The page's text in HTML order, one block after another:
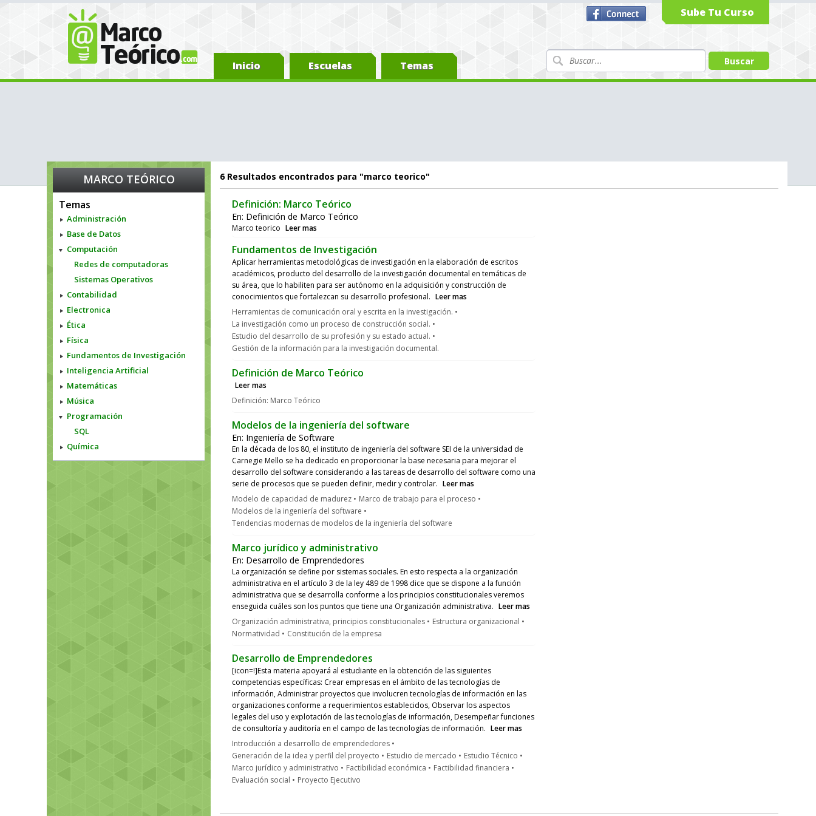
Inicio Escuelas Temas
Sube Tu Curso
MARCO TEÓRICO
Temas
Administración
Base de Datos
Computación
Redes de computadoras
Sistemas Operativos
Contabilidad
Electronica
Ética
Física
Fundamentos de Investigación
Inteligencia Artificial
Matemáticas
Música
Programación
SQL
Química
6Resultados encontrados para "marco teorico"
Definición: Marco Teórico
En: Definición de Marco Teórico
Marco teorico Leer mas
Fundamentos de Investigación
Aplicar herramientas metodológicas de investigación en la elaboración de escritos
académicos, producto del desarrollo de la investigación documental en temáticas de
su área, que lo habiliten para ser autónomo en la adquisición y construcción de
conocimientos que fortalezcan su desarrollo profesional. Leer mas
Herramientas de comunicación oral y escrita en la investigación.
La investigación como un proceso de construcción social.
Estudio del desarrollo de su profesión y su estado actual.
Gestión de la información para la investigación documental.
Definición de Marco Teórico
Leer mas
Definición: Marco Teórico
Modelos de la ingeniería del software
En: Ingeniería de Software
En la década de los 80, el instituto de ingeniería del software SEI de la universidad de
Carnegie Mello se ha dedicado en proporcionar la base necesaria para mejorar el
desarrollo del software considerando a las tareas de desarrollo del software como una
serie de procesos que se pueden definir, medir y controlar. Leer mas
Modelo de capacidad de madurez
Marco de trabajo para el proceso
Modelos de la ingeniería del software
Tendencias modernas de modelos de la ingeniería del software
Marco jurídico y administrativo
En: Desarrollo de Emprendedores
La organización se define por sistemas sociales. En esto respecta a la organización
administrativa en el artículo 3 de la ley 489 de 1998 dice que se dispone a la función
administrativa que se desarrolla conforme a los principios constitucionales veremos
enseguida cuáles son los puntos que tiene una Organización administrativa. Leer mas
Organización administrativa, principios constitucionales
Estructura organizacional
Normatividad
Constitución de la empresa
Desarrollo de Emprendedores
[icon=!]Esta materia apoyará al estudiante en la obtención de las siguientes
competencias específicas: Crear empresas en el ámbito de las tecnologías de
información, Administrar proyectos que involucren tecnologías de información en las
organizaciones conforme a requerimientos establecidos, Observar los aspectos
legales del uso y explotación de las tecnologías de información, Desempeñar funciones
de consultoría y auditoría en el campo de las tecnologías de información. Leer mas
Introducción a desarrollo de emprendedores
Generación de la idea y perfil del proyecto
Estudio de mercado
Estudio Técnico
Marco jurídico y administrativo
Factibilidad económica
Factibilidad financiera
Evaluación social
Proyecto Ejecutivo